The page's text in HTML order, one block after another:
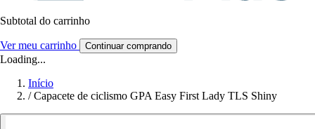
Subtotal do carrinho
Ver meu carrinho Continuar comprando
Loading...
Início
/ Capacete de ciclismo GPA Easy First Lady TLS Shiny